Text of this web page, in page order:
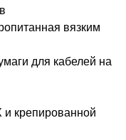
вязким
для кабелей на
крепированной